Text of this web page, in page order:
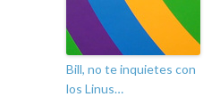
Bill, no te inquietes con
los Linus…